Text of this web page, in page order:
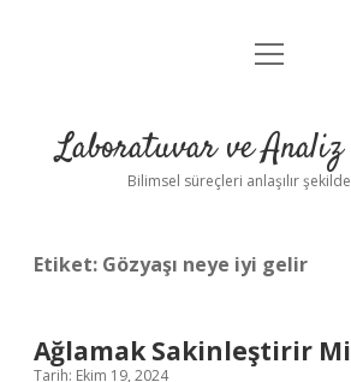
Anasayfa
Yasal Uyarı
menüyü
Laboratuvar ve
Bilimsel süreçleri anlaşılır
Etiket: Gözyaşı neye iyi gelir
Ağlamak Sakinleştirir Mi
Tarih: Ekim 19, 2024